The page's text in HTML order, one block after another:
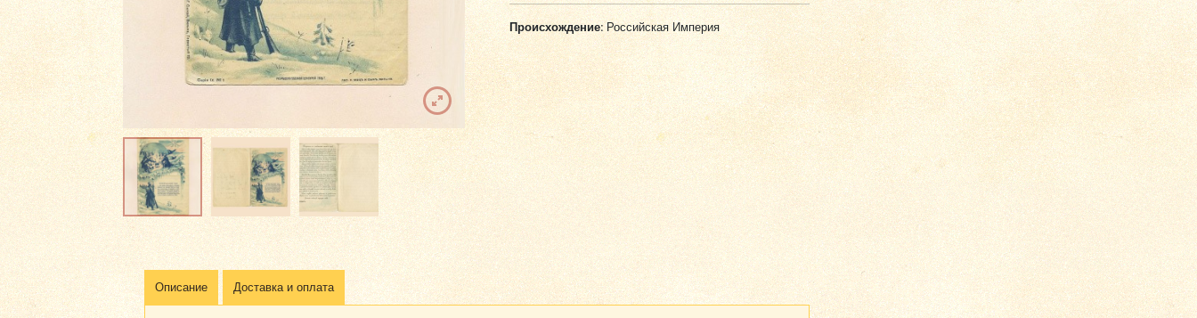
Происхождение:Российская Империя
Описание Доставка и оплата